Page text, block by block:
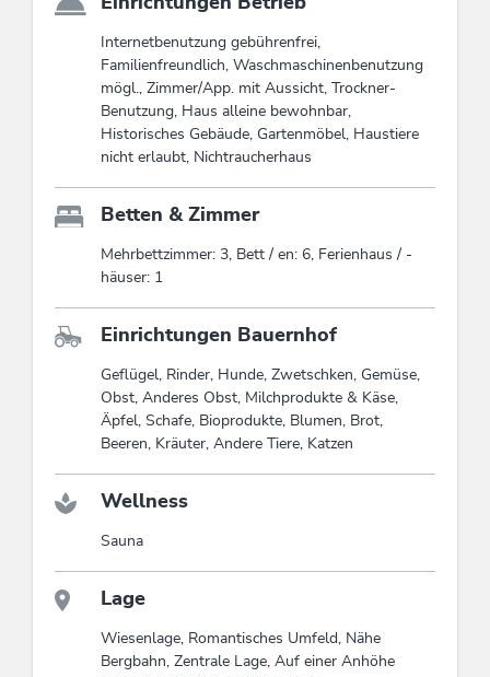
Internetbenutzung gebührenfrei,
Familienfreundlich, Waschmaschinenbenutzung
mögl., Zimmer/App. mit Aussicht, Trockner-
Benutzung, Haus alleine bewohnbar,
Historisches Gebäude, Gartenmöbel, Haustiere
nicht erlaubt, Nichtraucherhaus
Betten & Zimmer
Mehrbettzimmer: 3, Bett / en: 6, Ferienhaus / -
häuser: 1
Einrichtungen Bauernhof
Geflügel, Rinder, Hunde, Zwetschken, Gemüse,
Obst, Anderes Obst, Milchprodukte & Käse,
Äpfel, Schafe, Bioprodukte, Blumen, Brot,
Beeren, Kräuter, Andere Tiere, Katzen
Wellness
Sauna
Lage
Wiesenlage, Romantisches Umfeld, Nähe
Bergbahn, Zentrale Lage, Auf einer Anhöhe